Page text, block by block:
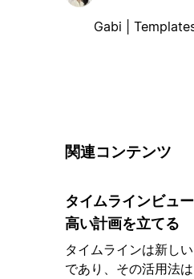
Gabi |
関連コンテンツ
タイムラインビュ
高い計画を立てる
タイムラインは新し
であり、その活用法